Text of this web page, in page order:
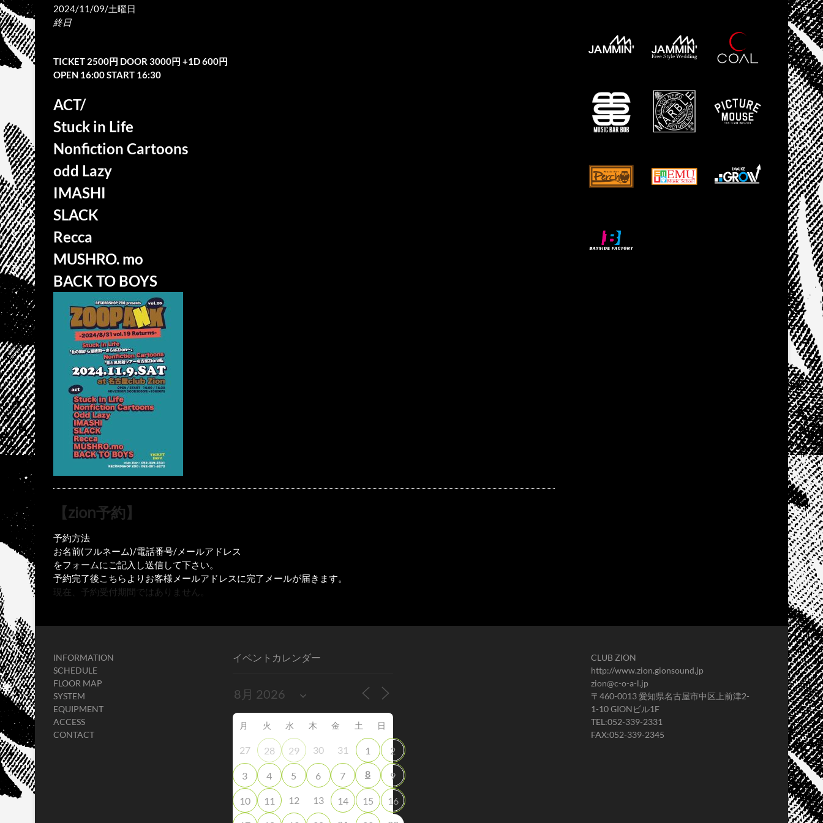
2024/11/09/土曜日
終日
TICKET 2500円 DOOR 3000円 +1D 600円
OPEN 16:00 START 16:30
ACT/
Stuck in Life
Nonfiction Cartoons
odd Lazy
IMASHI
SLACK
Recca
MUSHRO. mo
BACK TO BOYS
【zion予約】
予約方法
お名前(フルネーム)/電話番号/メールアドレス
をフォームにご記入し送信して下さい。
予約完了後こちらよりお客様メールアドレスに完了メールが届きます。
現在、予約受付期間ではありません。
INFORMATION
SCHEDULE
FLOOR MAP
SYSTEM
EQUIPMENT
ACCESS
CONTACT
イベントカレンダー
月 火 水 木 金 土 日
27 28 29 30 31 1 2
3 4 5 6 7 8 9
10 11 12 13 14 15 16
CLUB ZION
http://www.zion.gionsound.jp
zion@c-o-a-l.jp
〒460-0013 愛知県名古屋市中区上前津2-
1-10 GIONビル1F
TEL:052-339-2331
FAX:052-339-2345